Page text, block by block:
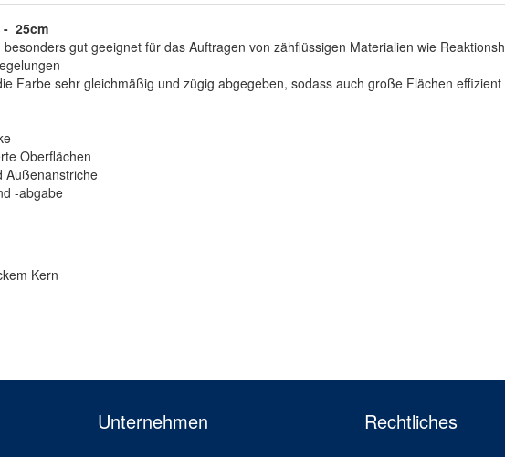
- 25cm
gut geeignet für das Auftragen von zähflüssigen Materialien wie
Farbe sehr gleichmäßig und zügig abgegeben, sodass auch große Flächen
Oberflächen
Außenanstriche
-abgabe
Kern
Unternehmen Rechtliches